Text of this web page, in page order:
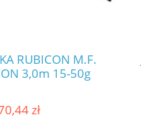
RUBICON M.F.
3,0m 15-50g
zł